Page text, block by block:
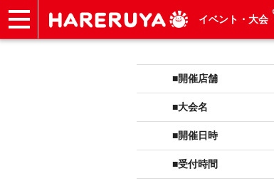
イベント・大会
■開催店舗
■大会名
■開催日時
■受付時間